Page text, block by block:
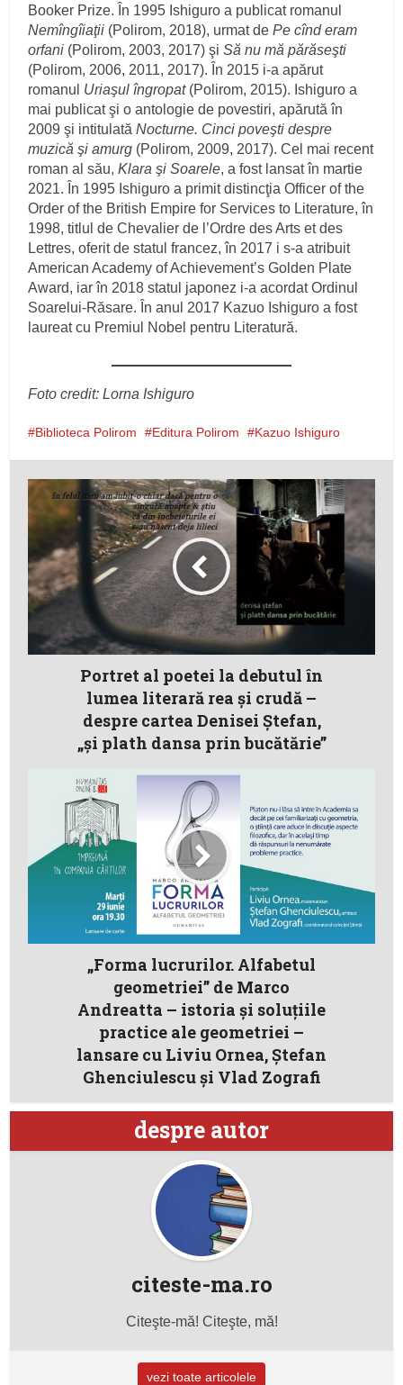
Booker Prize. În 1995 Ishiguro a publicat romanul
Nemîngîiaţii (Polirom, 2018), urmat dePe cînd eram
orfani (Polirom, 2003, 2017) şiSă nu mă părăseşti
(Polirom, 2006, 2011, 2017). În 2015 i-a apărut
romanul Uriaşul îngropat(Polirom, 2015). Ishiguro a
mai publicat şi o antologie de povestiri, apărută în
2009 şi intitulatăNocturne. Cinci poveşti despre
muzică şi amurg (Polirom, 2009, 2017). Cel mai recent
roman al său,Klara şi Soarele, a fost lansat în martie
2021. În 1995 Ishiguro a primit distincţia Officer of the
Order of the British Empire for Services to Literature, în
1998, titlul de Chevalier de l’Ordre des Arts et des
Lettres, oferit de statul francez, în 2017 i s-a atribuit
American Academy of Achievement’s Golden Plate
Award, iar în 2018 statul japonez i-a acordat Ordinul
Soarelui-Răsare. În anul 2017 Kazuo Ishiguro a fost
laureat cu Premiul Nobel pentru Literatură.
Foto credit: Lorna Ishiguro
Biblioteca Polirom Editura Polirom Kazuo Ishiguro
Portret al poetei la debutul în
lumea literară rea și crudă –
despre cartea Denisei Ştefan,
„și plath dansa prin bucătărie”
„Forma lucrurilor. Alfabetul
geometriei” de Marco
Andreatta – istoria și soluțiile
practice ale geometriei –
lansare cu Liviu Ornea, Ștefan
Ghenciulescu și Vlad Zografi
despre autor
citeste-ma.ro
Citeşte-mă! Citeşte, mă!
vezi toate articolele